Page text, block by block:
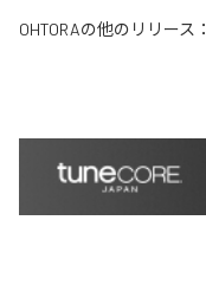
OHTORAの他のリリース：